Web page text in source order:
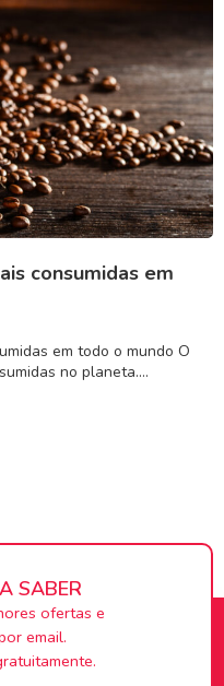
consumidas em
em todo o mundo O
no planeta.…
SABER
ofertas e
email.